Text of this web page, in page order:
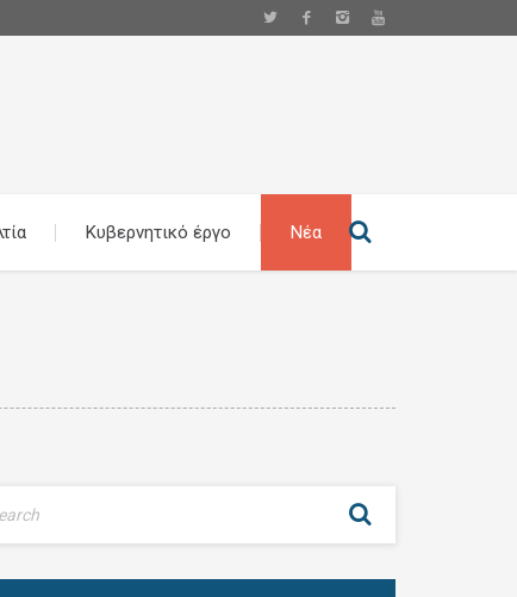
Κυβερνητικό έργο Νέα